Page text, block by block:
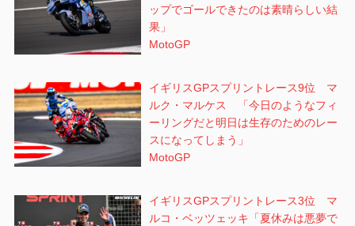
ップでゴールできたのは素晴らしい結
果」
MotoGP
イギリスGPスプリントレース9位 マ
ルク・マルケス 「今日のようなフィ
ーリングだと明日は生存のためのレー
スになってしまう」
MotoGP
イギリスGPスプリントレース3位 マ
ルコ・ベッツェッキ「夏休みは悪夢で